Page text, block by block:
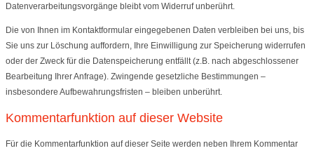
Datenverarbeitungsvorgänge bleibt vom Widerruf unberührt.
Die von Ihnen im Kontaktformular eingegebenen Daten verbleiben bei uns, bis
Sie uns zur Löschung auffordern, Ihre Einwilligung zur Speicherung widerrufen
oder der Zweck für die Datenspeicherung entfällt (z.B. nach abgeschlossener
Bearbeitung Ihrer Anfrage). Zwingende gesetzliche Bestimmungen –
insbesondere Aufbewahrungsfristen – bleiben unberührt.
Kommentarfunktion auf dieser Website
Für die Kommentarfunktion auf dieser Seite werden neben Ihrem Kommentar